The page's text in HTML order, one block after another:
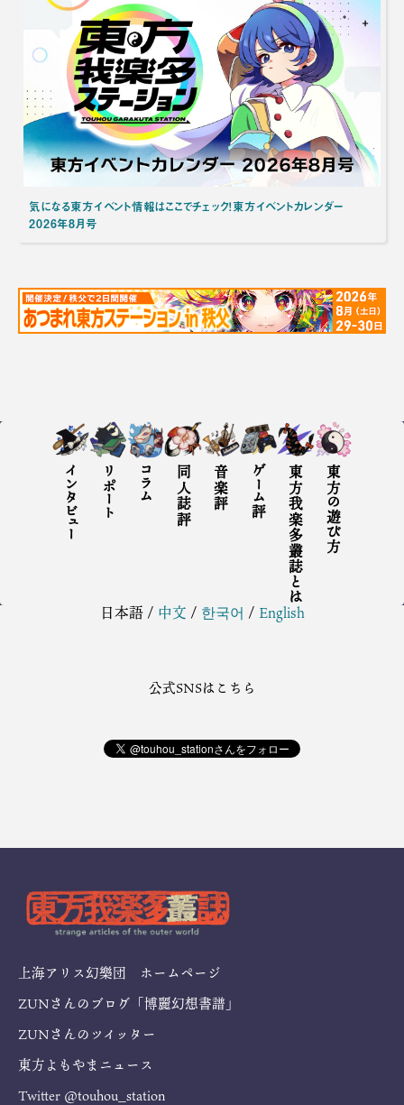
気になる東方イベント情報はここでチェック！東方イベントカレンダー
2026年8月号
インタビュー リポート コラム 同人誌評 音楽評 ゲーム評 東方我楽多叢誌とは 東方の遊び方
日本語/ 中文 / 한국어 / English
公式SNSはこちら
上海アリス幻樂団 ホームページ
ZUNさんのブログ「博麗幻想書譜」
ZUNさんのツイッター
東方よもやまニュース
Twitter @touhou_station